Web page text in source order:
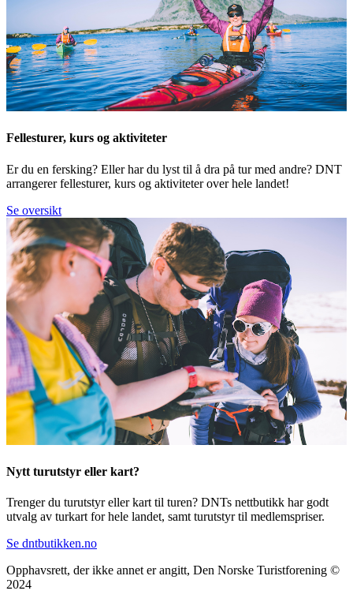
Fellesturer, kurs og aktiviteter
Er du en fersking? Eller har du lyst til å dra på tur med andre? DNT
arrangerer fellesturer, kurs og aktiviteter over hele landet!
Se oversikt
Nytt turutstyr eller kart?
Trenger du turutstyr eller kart til turen? DNTs nettbutikk har godt
utvalg av turkart for hele landet, samt turutstyr til medlemspriser.
Se dntbutikken.no
Opphavsrett, der ikke annet er angitt, Den Norske Turistforening ©
2024